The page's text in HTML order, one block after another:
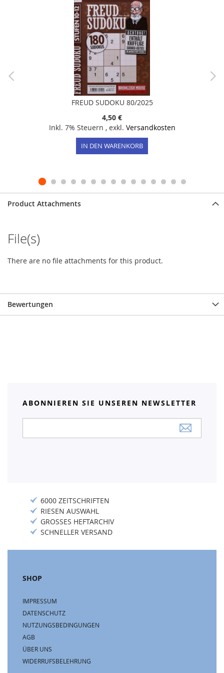
FREUD SUDOKU 80/2025
4,50 €
Inkl. 7% Steuern , exkl. Versandkosten
IN DEN WARENKORB
Product Attachments
File(s)
There are no file attachments for this product.
Bewertungen
ABONNIEREN SIE UNSEREN NEWSLETTER
Newsletter:
6000 ZEITSCHRIFTEN
RIESEN AUSWAHL
GROSSES HEFTARCHIV
SCHNELLER VERSAND
SHOP
IMPRESSUM
DATENSCHUTZ
NUTZUNGSBEDINGUNGEN
AGB
ÜBER UNS
WIDERRUFSBELEHRUNG